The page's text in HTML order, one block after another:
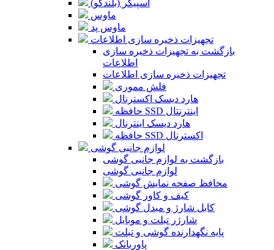
اسپیکر (بلندگو)
ماوس
ماوس پد
تجهیزات ذخیره سازی اطلاعات
بازگشت به تجهیزات ذخیره سازی
اطلاعات
تجهیزات ذخیره سازی اطلاعات
فلش مموری
هارد دیسک اکسترنال
حافظه SSD اینترنتال
هارد دیسک اینترنال
حافظه SSD اکسترنال
لوازم جانبی گوشی
بازگشت به لوازم جانبی گوشی
لوازم جانبی گوشی
محافظ صفحه نمایش گوشی
کیف و کاور گوشی
کابل شارژ و مبدل گوشی
شارژر تبلت و موبایل
پایه نگهدارنده گوشی و تبلت
پاوربانک